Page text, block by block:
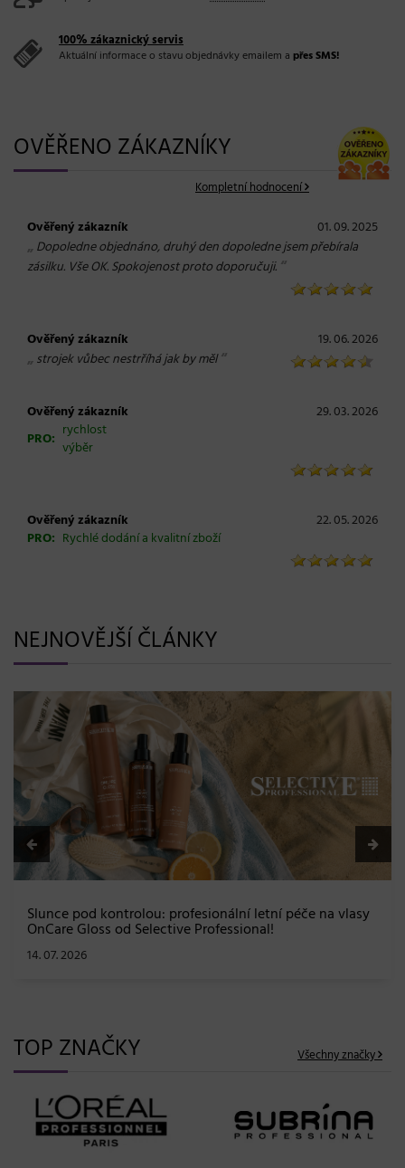
100% zákaznický servis
Aktuální informace o stavu objednávky emailem a přes SMS!
OVĚŘENO ZÁKAZNÍKY
Kompletní hodnocení
Ověřený zákazník 01. 09. 2025
„ Dopoledne objednáno, druhý den dopoledne jsem přebírala
zásilku. Vše OK. Spokojenost proto doporučuji. “
Ověřený zákazník 19. 06. 2026
„ strojek vůbec nestrříhá jak by měl“
Ověřený zákazník
29. 03. 2026
PRO: rychlost
výběr
Ověřený zákazník
22. 05. 2026
PRO: Rychlé dodání a kvalitní zboží
NEJNOVĚJŠÍ ČLÁNKY
BLONDME přichází s novou érou blond: lesk, glow efekt
a maximální péče bez kompromisů
08. 06. 2026
TOP ZNAČKY Všechny značky